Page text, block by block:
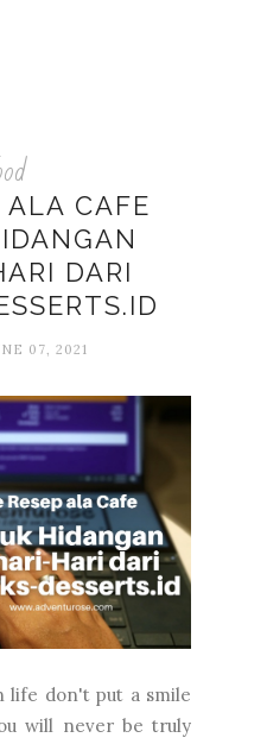
ALA CAFE
DARI
07, 2021
life don't put a smile
will never be truly